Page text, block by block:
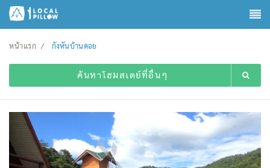
หน้าแรก กังหันบ้านดอย
ค้นหาโฮมสเตย์ที่อื่นๆ